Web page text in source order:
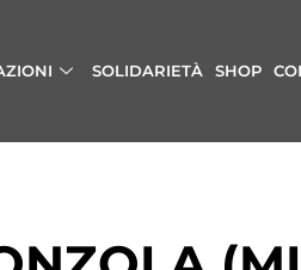
SOLIDARIETÀ SHOP